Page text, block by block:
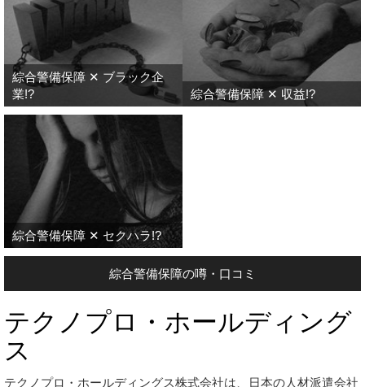
綜合警備保障 ✕ ブラック企
業!?
綜合警備保障 ✕ 収益!?
綜合警備保障 ✕ セクハラ!?
綜合警備保障の噂・口コミ
テクノプロ・ホールディング
ス
テクノプロ・ホールディングス株式会社は、日本の人材派遣会社